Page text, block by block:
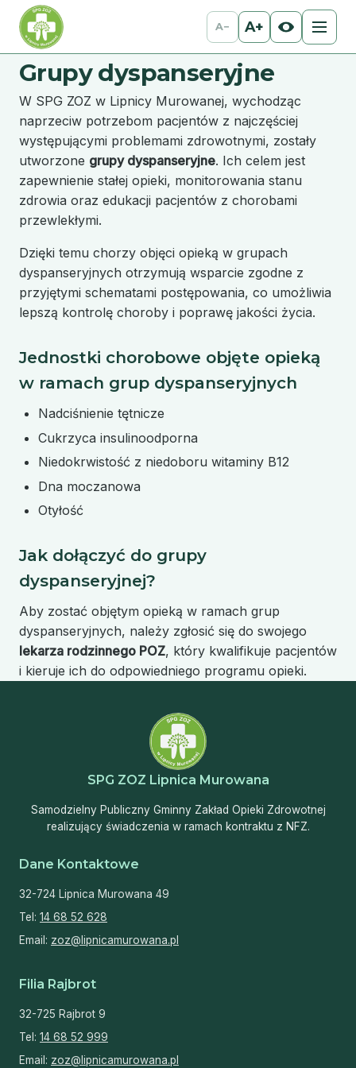
A− A+
Grupy dyspanseryjne
W SPG ZOZ w Lipnicy Murowanej, wychodząc
naprzeciw potrzebom pacjentów z najczęściej
występującymi problemami zdrowotnymi, zostały
utworzone grupy dyspanseryjne. Ich celem jest
zapewnienie stałej opieki, monitorowania stanu
zdrowia oraz edukacji pacjentów z chorobami
przewlekłymi.
Dzięki temu chorzy objęci opieką w grupach
dyspanseryjnych otrzymują wsparcie zgodne z
przyjętymi schematami postępowania, co umożliwia
lepszą kontrolę choroby i poprawę jakości życia.
Jednostki chorobowe objęte opieką
w ramach grup dyspanseryjnych
Nadciśnienie tętnicze
Cukrzyca insulinoodporna
Niedokrwistość z niedoboru witaminy B12
Dna moczanowa
Otyłość
Jak dołączyć do grupy
dyspanseryjnej?
Aby zostać objętym opieką w ramach grup
dyspanseryjnych, należy zgłosić się do swojego
lekarza rodzinnego POZ, który kwalifikuje pacjentów
i kieruje ich do odpowiedniego programu opieki.
SPG ZOZ Lipnica Murowana
Samodzielny Publiczny Gminny Zakład Opieki Zdrowotnej
realizujący świadczenia w ramach kontraktu z NFZ.
Dane Kontaktowe
32-724 Lipnica Murowana 49
Tel: 14 68 52 628
Email: zoz@lipnicamurowana.pl
Filia Rajbrot
32-725 Rajbrot 9
Tel: 14 68 52 999
Email: zoz@lipnicamurowana.pl